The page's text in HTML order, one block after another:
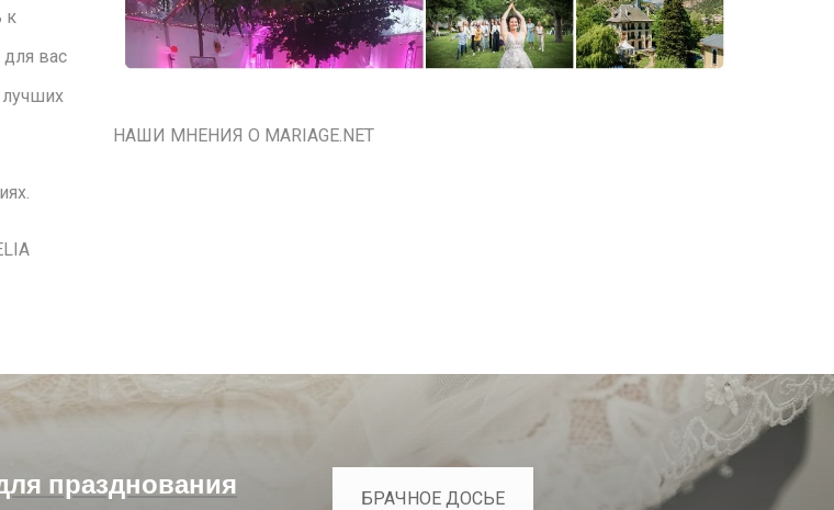
к
вас
лучших
НАШИ МНЕНИЯ О MARIAGE.NET
празднования
БРАЧНОЕ ДОСЬЕ